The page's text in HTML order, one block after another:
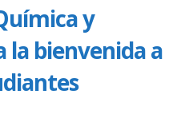
y
la bienvenida a